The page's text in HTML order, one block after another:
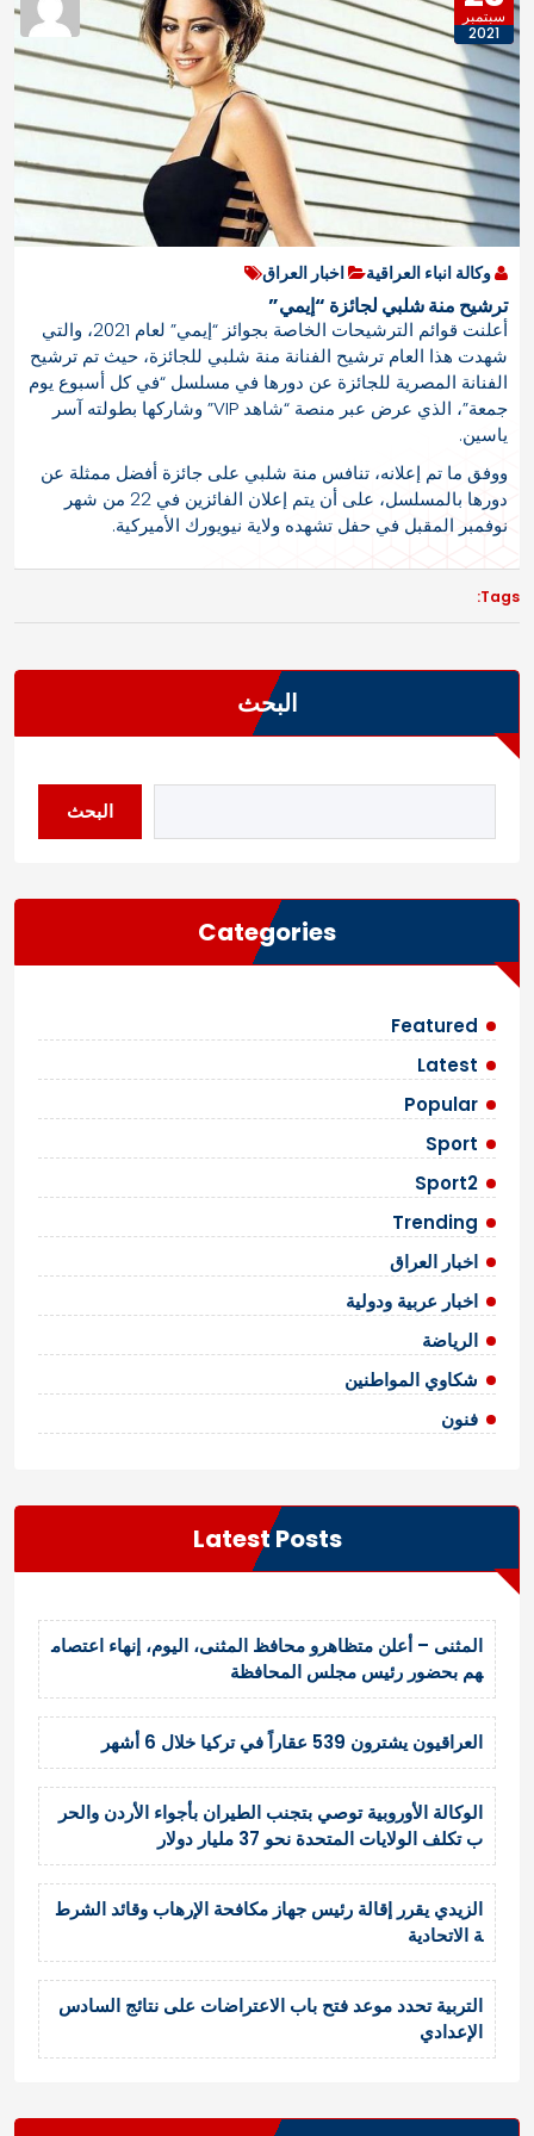
سبتمبر
2021
وكالة انباء العراقية اخبار العراق
ترشيح منة شلبي لجائزة “إيمي”
أعلنت قوائم الترشيحات الخاصة بجوائز “إيمي” لعام 2021، والتي
شهدت هذا العام ترشيح الفنانة منة شلبي للجائزة، حيث تم ترشيح
الفنانة المصرية للجائزة عن دورها في مسلسل “في كل أسبوع يوم
جمعة”، الذي عرض عبر منصة “شاهد VIP” وشاركها بطولته آسر
ياسين.
ووفق ما تم إعلانه، تنافس منة شلبي على جائزة أفضل ممثلة عن
دورها بالمسلسل، على أن يتم إعلان الفائزين في 22 من شهر
نوفمبر المقبل في حفل تشهده ولاية نيويورك الأميركية.
Tags:
البحث
البحث
Categories
Featured
Latest
Popular
Sport
Sport2
Trending
اخبار العراق
اخبار عربية ودولية
الرياضة
شكاوي المواطنين
فنون
Latest Posts
المثنى – أعلن متظاهرو محافظ المثنى، اليوم، إنهاء اعتصام
هم بحضور رئيس مجلس المحافظة
العراقيون يشترون 539 عقاراً في تركيا خلال 6 أشهر
الوكالة الأوروبية توصي بتجنب الطيران بأجواء الأردن والحر
ب تكلف الولايات المتحدة نحو 37 مليار دولار
الزيدي يقرر إقالة رئيس جهاز مكافحة الإرهاب وقائد الشرط
ة الاتحادية
التربية تحدد موعد فتح باب الاعتراضات على نتائج السادس
الإعدادي